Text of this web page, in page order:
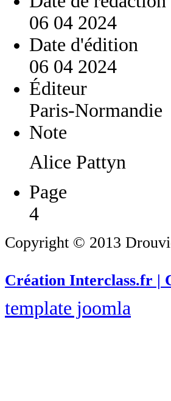
06 04 2024
Date d'édition
06 04 2024
Éditeur
Paris-Normandie
Note
Alice Pattyn
Page
4
Copyright © 2013
Création Interclass.fr |
template joomla